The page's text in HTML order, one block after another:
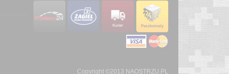
Copyright ©2013 NAOSTRZU.PL